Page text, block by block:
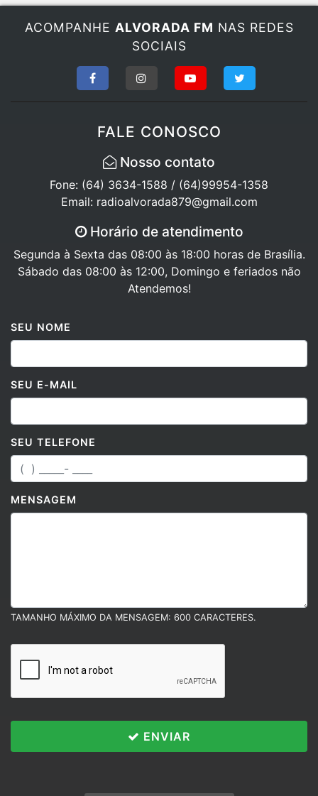
SOCIAIS
Fone: (64) 3634-1588 / (64)99954-1358
Email: radioalvorada879@gmail.com
Segunda à Sexta das 08:00 às 18:00 horas de Brasília.
Sábado das 08:00 às 12:00, Domingo e feriados não
Atendemos!
TAMANHO MÁXIMO DA MENSAGEM: 600 CARACTERES.
ENVIAR
POLÍTICAS E TERMOS
Políticas e Termos